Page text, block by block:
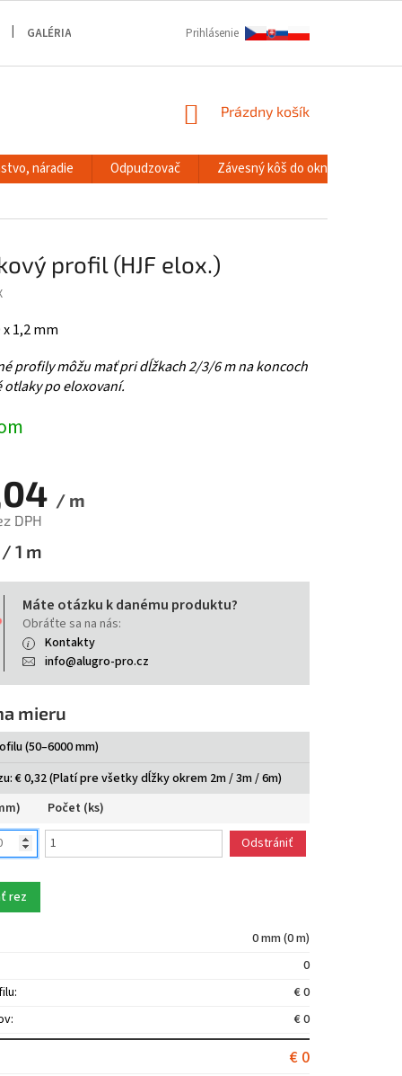
GALÉRIA Prihlásenie
NÁKUPNÝ
Prázdny košík
náradie Odpudzovač Závesný kôš do okna
profil (HJF elox.)
x 1,2 mm
profily môžu mať pri dĺžkach 2/3/6 m na koncoch
otlaky po eloxovaní.
/ m
DPH
1 m
Máte otázku k danému produktu?
Obráťte sa na nás:
Kontakty
info@alugro-pro.cz
mieru
(50–6000 mm)
€ 0,32 (Platí pre všetky dĺžky okrem 2m / 3m / 6m)
Počet (ks)
Odstrániť
rez
0 mm (0 m)
0
€ 0
€ 0
€ 0